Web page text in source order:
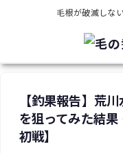
毛根が破滅しな
【釣果報告】荒
を狙ってみた結
初戦】